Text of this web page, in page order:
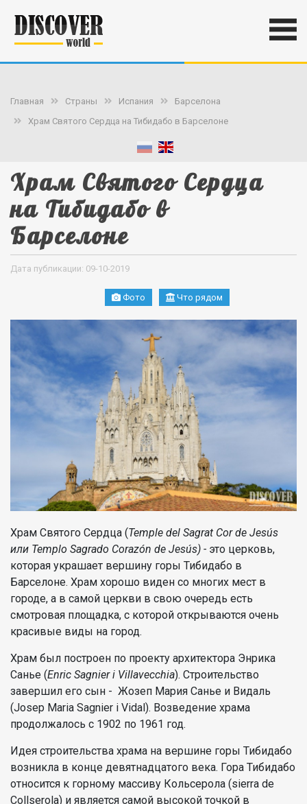
Главная Страны Испания
Барселона
Храм Святого Сердца на Тибидабо в Барселоне
Храм Святого Сердца
на Тибидабо в
Барселоне
Дата публикации: 09-10-2019
Фото Что рядом
Храм Святого Сердца (Temple del Sagrat Cor de Jesús
или Templo Sagrado Corazón de Jesús) - это церковь,
которая украшает вершину горы Тибидабо в
Барселоне. Храм хорошо виден со многих мест в
городе, а в самой церкви в свою очередь есть
смотровая площадка, с которой открываются очень
красивые виды на город.
Храм был построен по проекту архитектора Энрика
Санье (Enric Sagnier i Villavecchia). Строительство
завершил его сын - Жозеп Мария Санье и Видаль
(Josep Maria Sagnier i Vidal). Возведение храма
продолжалось с 1902 по 1961 год.
Идея строительства храма на вершине горы Тибидабо
возникла в конце девятнадцатого века. Гора Тибидабо
относится к горному массиву Кольсерола (sierra de
Collserola) и является самой высокой точкой в ​​